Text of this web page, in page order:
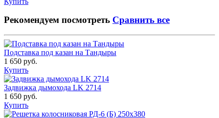
Рекомендуем посмотреть Сравнить все
Подставка под казан на Тандыры
1 650 руб.
Купить
Задвижка дымохода LK 2714
1 650 руб.
Купить